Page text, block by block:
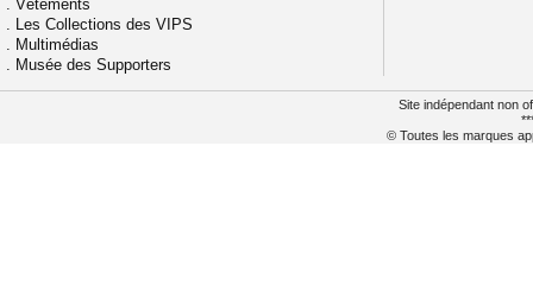
. Vêtements
. Les Collections des VIPS
. Multimédias
. Musée des Supporters
Site indépendant non
© Toutes les marques